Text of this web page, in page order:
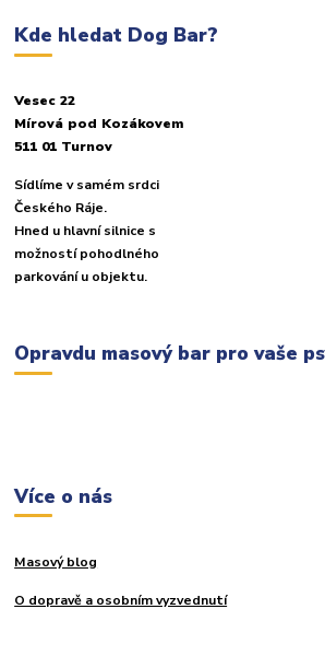
Kde hledat Dog Bar?
Vesec 22
Mírová pod Kozákovem
511 01 Turnov
Sídlíme v samém srdci
Českého Ráje.
Hned u hlavní silnice s
možností pohodlného
parkování u objektu.
Opravdu masový bar pro vaše
Více o nás
Masový blog
O dopravě a osobním vyzvednutí